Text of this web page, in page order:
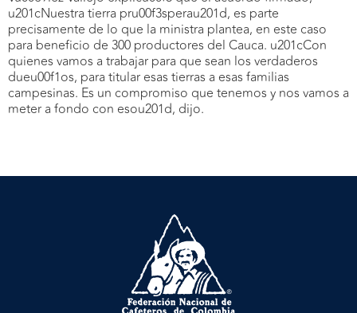
u201cNuestra tierra pru00f3sperau201d, es parte
precisamente de lo que la ministra plantea, en este caso
para beneficio de 300 productores del Cauca. u201cCon
quienes vamos a trabajar para que sean los verdaderos
dueu00f1os, para titular esas tierras a esas familias
campesinas. Es un compromiso que tenemos y nos vamos a
meter a fondo con esou201d, dijo.